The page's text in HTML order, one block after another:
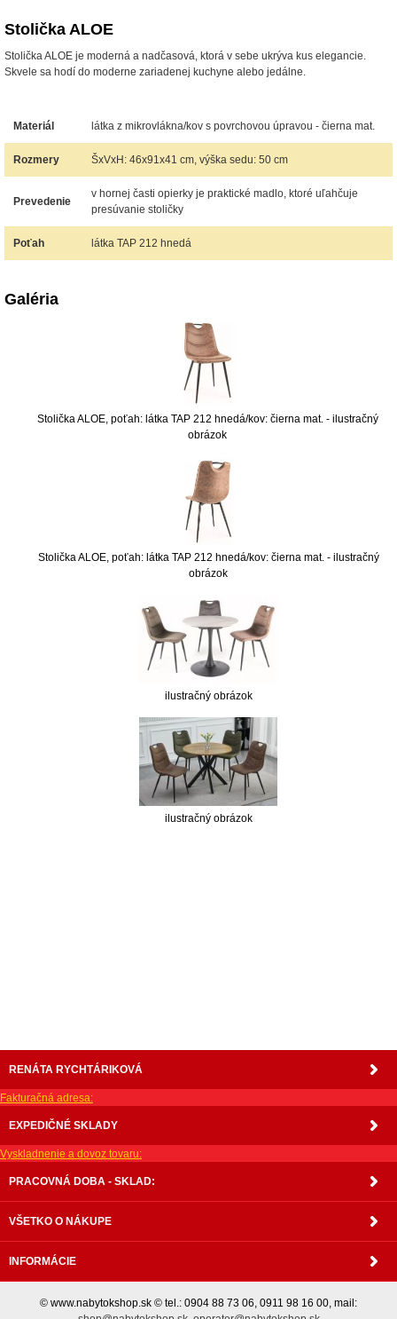
Stolička ALOE
Stolička ALOE je moderná a nadčasová, ktorá v sebe ukrýva kus elegancie.
Skvele sa hodí do moderne zariadenej kuchyne alebo jedálne.
Materiál látka z mikrovlákna/kov s povrchovou úpravou - čierna mat.
Rozmery ŠxVxH: 46x91x41 cm, výška sedu: 50 cm
Prevedenie
v hornej časti opierky je praktické madlo, ktoré uľahčuje
presúvanie stoličky
Poťah látka TAP 212 hnedá
Galéria
Stolička ALOE, poťah: látka TAP 212 hnedá/kov: čierna mat. - ilustračný
obrázok
Stolička ALOE, poťah: látka TAP 212 hnedá/kov: čierna mat. - ilustračný
obrázok
ilustračný obrázok
ilustračný obrázok
RENÁTA RYCHTÁRIKOVÁ
Fakturačná adresa:
EXPEDIČNÉ SKLADY
Vyskladnenie a dovoz tovaru:
PRACOVNÁ DOBA - SKLAD:
VŠETKO O NÁKUPE
INFORMÁCIE
© www.nabytokshop.sk © tel.: 0904 88 73 06, 0911 98 16 00, mail: